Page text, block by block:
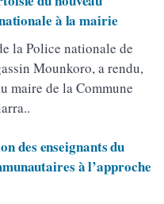
à la mairie
la Police nationale de
Mounkoro, a rendu,
maire de la Commune
des enseignants du
à l’approche